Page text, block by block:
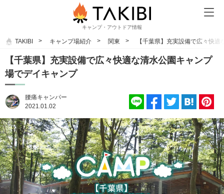
キャンプ・アウトドア情報
TAKIBI キャンプ場紹介 関東 【千葉県】充実設備で広々快
【千葉県】充実設備で広々快適な清水公園キャンプ
場でデイキャンプ
腰痛キャンパー
2021.01.02